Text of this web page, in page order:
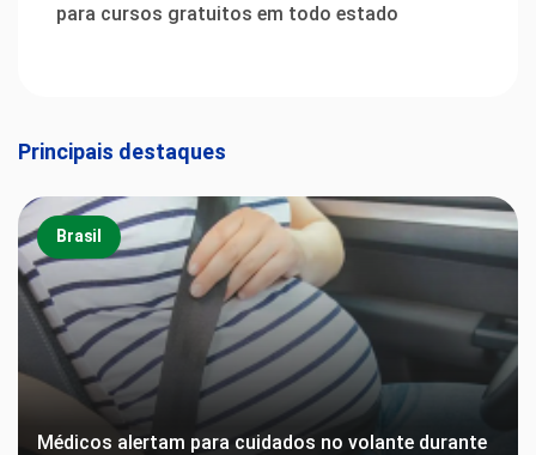
para cursos gratuitos em todo estado
Principais destaques
Brasil
Médicos alertam para cuidados no volante durante